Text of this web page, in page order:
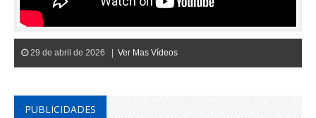
29 de abril de 2026 | Ver Mas Vídeos
PUBLICIDADES